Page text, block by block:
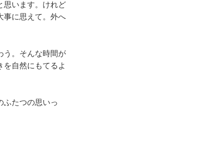
思います。けれど
事に思えて。外へ
う。そんな時間が
自然にもてるよ
ふたつの思いっ